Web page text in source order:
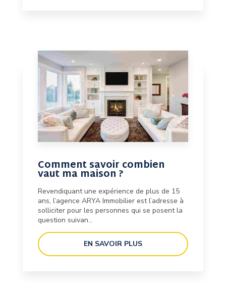
Comment savoir combien
vaut ma maison ?
Revendiquant une expérience de plus de 15
ans, l’agence ARYA Immobilier est l’adresse à
solliciter pour les personnes qui se posent la
question suivan...
EN SAVOIR PLUS